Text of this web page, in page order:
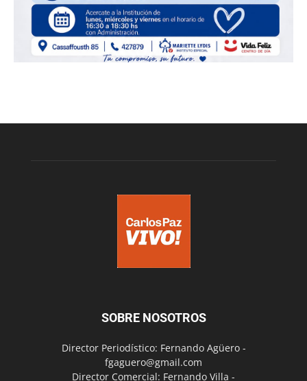
SOBRE NOSOTROS
Director Periodístico: Fernando Agüero -
fgaguero@gmail.com
Director Comercial: Fernando Villa -